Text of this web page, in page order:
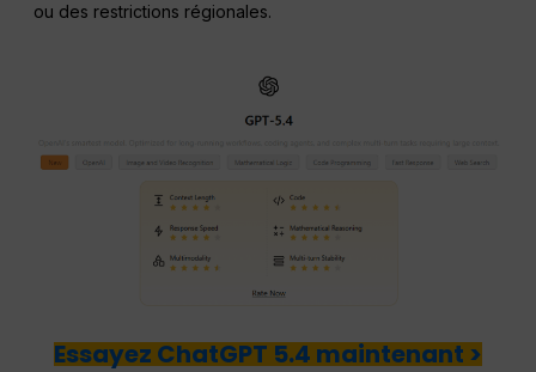
ou des restrictions régionales.
Essayez ChatGPT 5.4 maintenant >